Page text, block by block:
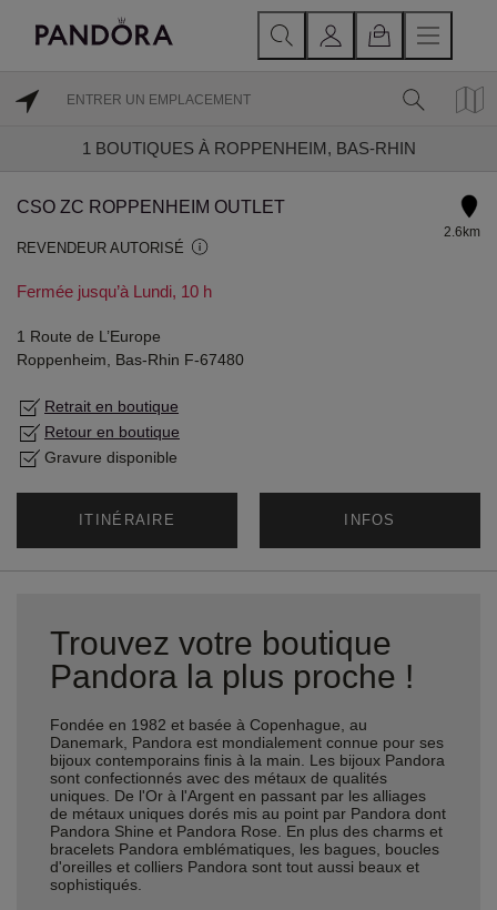
1 BOUTIQUES À ROPPENHEIM, BAS-RHIN
CSO ZC ROPPENHEIM OUTLET
REVENDEUR AUTORISÉ
Fermée jusqu’à Lundi, 10 h
2.6km
1 Route de L’Europe
Roppenheim, Bas-Rhin F-67480
Retrait en boutique
Retour en boutique
Gravure disponible
ITINÉRAIRE INFOS
Trouvez votre boutique
Pandora la plus proche !
Fondée en 1982 et basée à Copenhague, au
Danemark, Pandora est mondialement connue pour ses
bijoux contemporains finis à la main. Les bijoux Pandora
sont confectionnés avec des métaux de qualités
uniques. De l'Or à l'Argent en passant par les alliages
de métaux uniques dorés mis au point par Pandora dont
Pandora Shine et Pandora Rose. En plus des charms et
bracelets Pandora emblématiques, les bagues, boucles
d'oreilles et colliers Pandora sont tout aussi beaux et
sophistiqués.